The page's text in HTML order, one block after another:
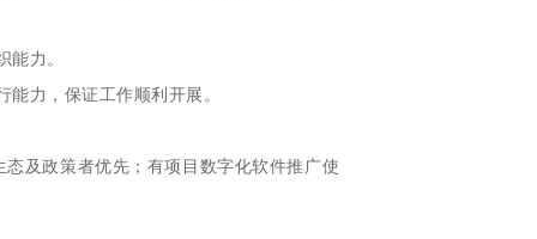
力。
力，保证工作顺利开展。
及政策者优先；有项目数字化软件推广使